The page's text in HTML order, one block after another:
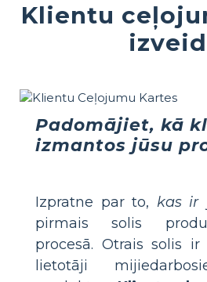
Klientu
Padomājiet, kā
izmantos jūsu
Izpratne par to, kas ir
pirmais solis
procesā. Otrais solis ir
lietotāji